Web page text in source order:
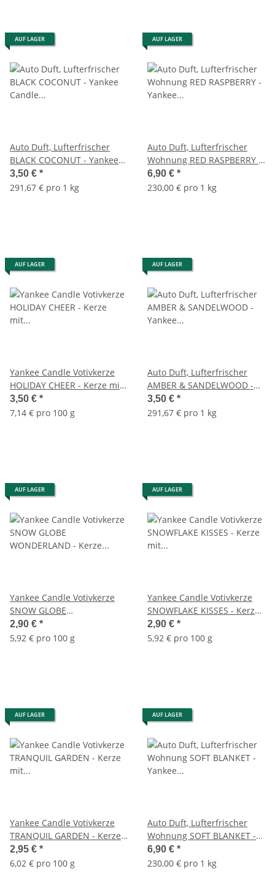
AUF LAGER
Auto Duft, Lufterfrischer
BLACK COCONUT - Yankee
Candle Car Jar Paper,
Raumduft, Autoduft
3,50 € *
291,67 € pro 1 kg
AUF LAGER
Auto Duft, Lufterfrischer
Wohnung RED RASPBERRY -
Yankee Candle Car Jar
Ultimate, Raumduft,
6,90 € *
230,00 € pro 1 kg
AUF LAGER
Yankee Candle Votivkerze
HOLIDAY CHEER - Kerze mit
Brenndauer bis zu 15
Stunden
3,50 € *
7,14 € pro 100 g
AUF LAGER
Auto Duft, Lufterfrischer
AMBER & SANDELWOOD -
Yankee Candle Car Jar
Paper, Raumduft, Autoduft
3,50 € *
291,67 € pro 1 kg
AUF LAGER
Yankee Candle Votivkerze
SNOW GLOBE
WONDERLAND - Kerze mit
Brenndauer bis zu 15
2,90 € *
5,92 € pro 100 g
AUF LAGER
Yankee Candle Votivkerze
SNOWFLAKE KISSES - Kerze
mit Brenndauer bis zu 15
Stunden
2,90 € *
5,92 € pro 100 g
AUF LAGER
Yankee Candle Votivkerze
TRANQUIL GARDEN - Kerze
mit Brenndauer bis zu 15
Stunden
2,95 € *
6,02 € pro 100 g
AUF LAGER
Auto Duft, Lufterfrischer
Wohnung SOFT BLANKET -
Yankee Candle Car Jar
Ultimate, Raumduft,
6,90 € *
230,00 € pro 1 kg